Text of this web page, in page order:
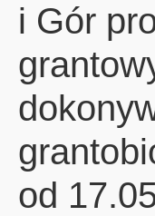
i Gór
od